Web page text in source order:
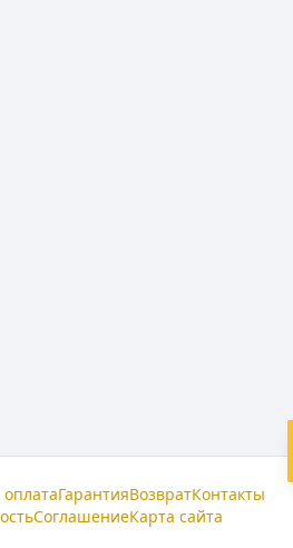
ГарантияВозвратКонтакты
СоглашениеКарта сайта